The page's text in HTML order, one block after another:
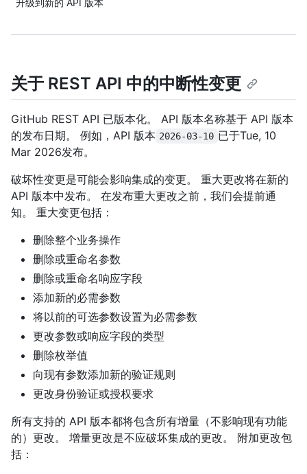
升级到新的 API 版本
关于 REST API 中的中断性变更
GitHub REST API 已版本化。 API 版本名称基于 API 版本
的发布日期。 例如，API 版本 2026-03-10 已于Tue, 10
Mar 2026发布。
破坏性变更是可能会影响集成的变更。 重大更改将在新的
API 版本中发布。 在发布重大更改之前，我们会提前通
知。 重大变更包括：
删除整个业务操作
删除或重命名参数
删除或重命名响应字段
添加新的必需参数
将以前的可选参数设置为必需参数
更改参数或响应字段的类型
删除枚举值
向现有参数添加新的验证规则
更改身份验证或授权要求
所有支持的 API 版本都将包含所有增量（不影响现有功能
的）更改。 增量更改是不应破坏集成的更改。 附加更改包
括：